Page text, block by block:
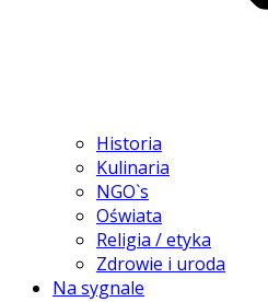
Historia
Kulinaria
NGO`s
Oświata
Religia / etyka
Zdrowie i uroda
Na sygnale